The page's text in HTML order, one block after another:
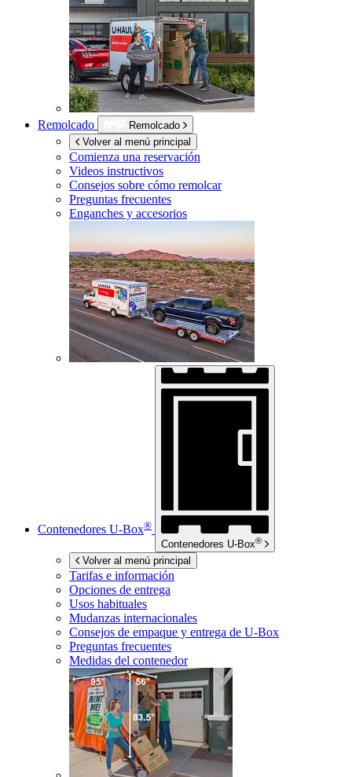
Remolcado
Remolcado
Volver al menú principal
Comienza una reservación
Videos instructivos
Consejos sobre cómo remolcar
Preguntas frecuentes
Enganches y accesorios
Contenedores U-Box®
Contenedores U-Box®
Volver al menú principal
Tarifas e información
Opciones de entrega
Usos habituales
Mudanzas internacionales
Consejos de empaque y entrega de U-Box
Preguntas frecuentes
Medidas del contenedor